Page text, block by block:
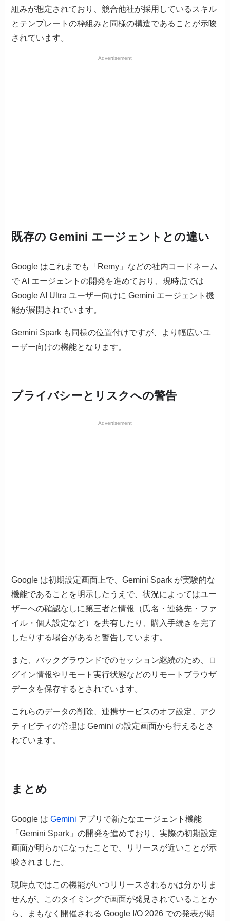
組みが想定されており、競合他社が採用しているスキル
とテンプレートの枠組みと同様の構造であることが示唆
されています。
Advertisement
既存の Gemini エージェントとの違い
Google はこれまでも「Remy」などの社内コードネーム
で AI エージェントの開発を進めており、現時点では
Google AI Ultra ユーザー向けに Gemini エージェント機
能が展開されています。
Gemini Spark も同様の位置付けですが、より幅広いユ
ーザー向けの機能となります。
プライバシーとリスクへの警告
Advertisement
Google は初期設定画面上で、Gemini Spark が実験的な
機能であることを明示したうえで、状況によってはユー
ザーへの確認なしに第三者と情報（氏名・連絡先・ファ
イル・個人設定など）を共有したり、購入手続きを完了
したりする場合があると警告しています。
また、バックグラウンドでのセッション継続のため、ロ
グイン情報やリモート実行状態などのリモートブラウザ
データを保存するとされています。
これらのデータの削除、連携サービスのオフ設定、アク
ティビティの管理は Gemini の設定画面から行えるとさ
れています。
まとめ
Google はGemini アプリで新たなエージェント機能
「Gemini Spark」の開発を進めており、実際の初期設定
画面が明らかになったことで、リリースが近いことが示
唆されました。
現時点ではこの機能がいつリリースされるかは分かりま
せんが、このタイミングで画面が発見されていることか
ら、まもなく開催される Google I/O 2026 での発表が期